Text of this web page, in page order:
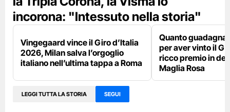
incorona: "Intessuto nella storia"
Vingegaard vince il Giro d’Italia
2026, Milan salva l’orgoglio
italiano nell’ultima tappa a Roma
Quanto guadagna
per aver vinto il
ricco premio in
Maglia Rosa
LEGGI TUTTA LA STORIA SEGUI